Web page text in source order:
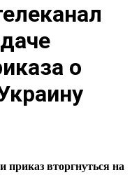
о
приказ вторгнуться на